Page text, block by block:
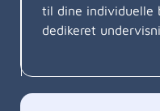
til dine individuelle
dedikeret